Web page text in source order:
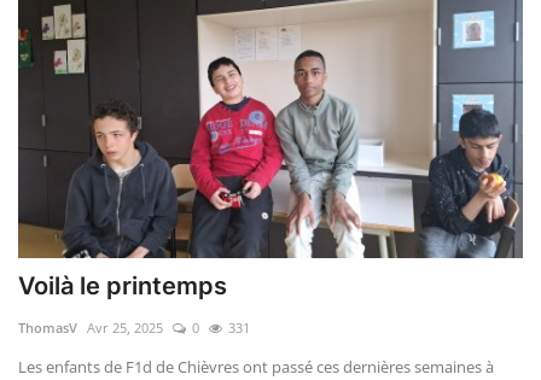
Voilà le printemps
ThomasV Avr 25, 2025 0 331
Les enfants de F1d de Chièvres ont passé ces dernières semaines à